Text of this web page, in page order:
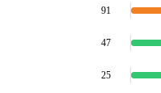
91
47
25